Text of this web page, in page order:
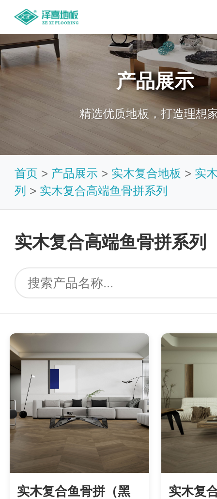
产品展示
精选优质地板，打造理想
首页 > 产品展示 > 实木复合地板 > 实
列 > 实木复合高端鱼骨拼系列
实木复合高端鱼骨拼系列
实木复合鱼骨拼（黑
实木复